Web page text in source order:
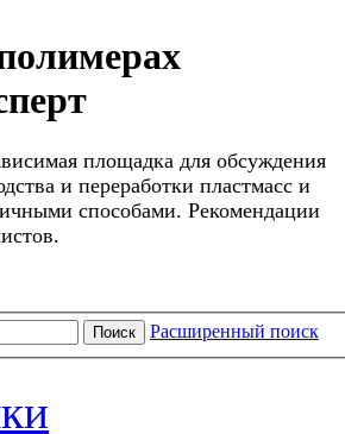
площадка для обсуждения
и переработки пластмасс и
способами. Рекомендации
Поиск Расширенный поиск